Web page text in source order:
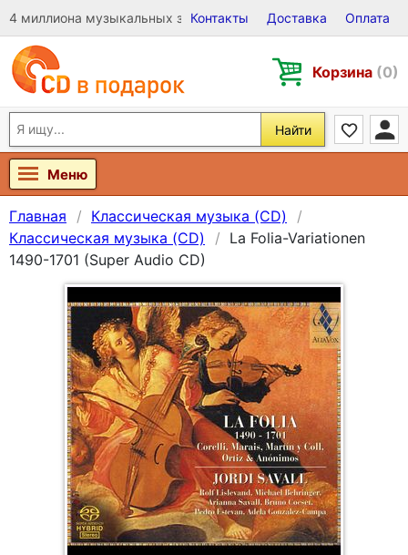
4 миллиона музыкальных записей на Виниле, CD и DVD
Контакты Доставка Оплата
Корзина (0)
Найти
Меню
Главная
Классическая музыка (CD)
Классическая музыка (CD)
La Folia-Variationen
1490-1701 (Super Audio CD)